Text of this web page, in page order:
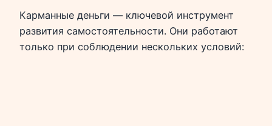
Карманные деньги — ключевой инструмент
развития самостоятельности. Они работают
только при соблюдении нескольких условий: